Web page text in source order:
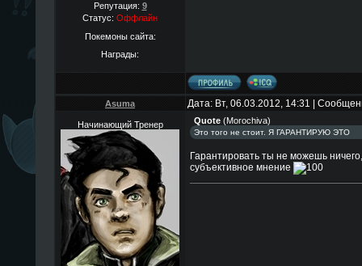
Репутация: 9
Статус: Оффлайн
Покемоны сайта:
Награды:
Asuma Дата: Вт, 06.03.2012, 14:31 |
Начинающий Тренер Quote(Morochiva)
Это того не стоит. Я ГАРАНТИРУЮ ЭТО
Гарантировать ты не можешь
субъективное мнение